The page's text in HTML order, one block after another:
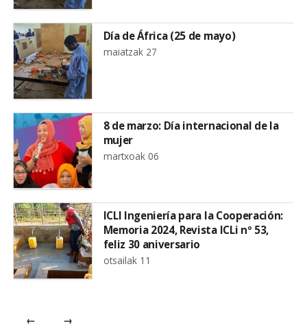
Día de África (25 de mayo)
maiatzak 27
8 de marzo: Día internacional de la
mujer
martxoak 06
ICLI Ingeniería para la Cooperación:
Memoria 2024, Revista ICLi nº 53,
feliz 30 aniversario
otsailak 11
← →